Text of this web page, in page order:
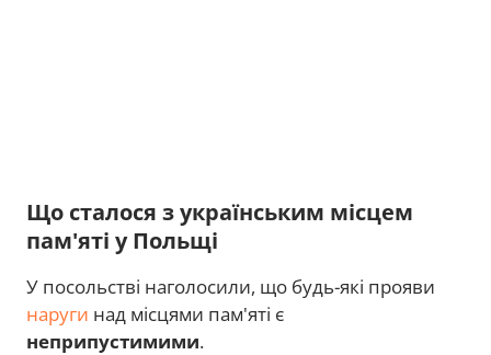
Що сталося з українським місцем
пам'яті у Польщі
У посольстві наголосили, що будь-які прояви
наруги над місцями пам'яті є
неприпустимими.